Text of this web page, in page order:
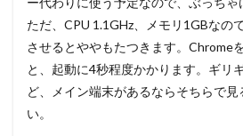
ただ、CPU 1.1GHz、メモリ1GBなの
させるとややもたつきます。Chrome
と、起動に4秒程度かかります。ギリ
ど、メイン端末があるならそちらで
い。